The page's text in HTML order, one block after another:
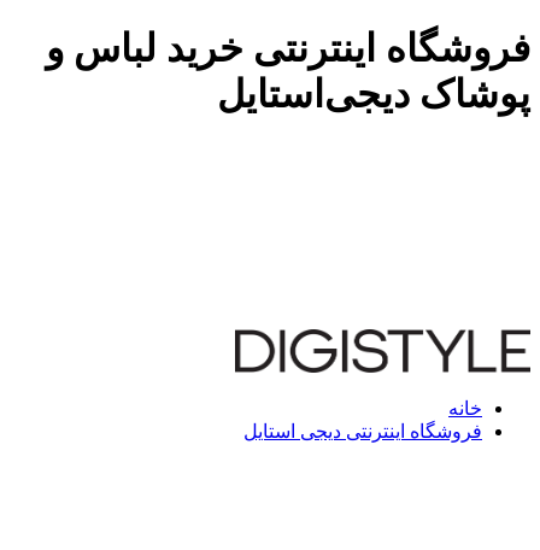
فروشگاه اینترنتی خرید لباس و
پوشاک دیجی‌استایل
خانه
فروشگاه اینترنتی دیجی استایل